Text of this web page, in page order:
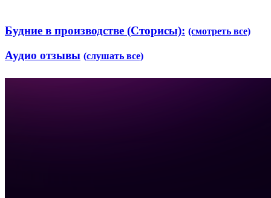
Будние в производстве (Сторисы): (смотреть все)
Аудио отзывы (слушать все)